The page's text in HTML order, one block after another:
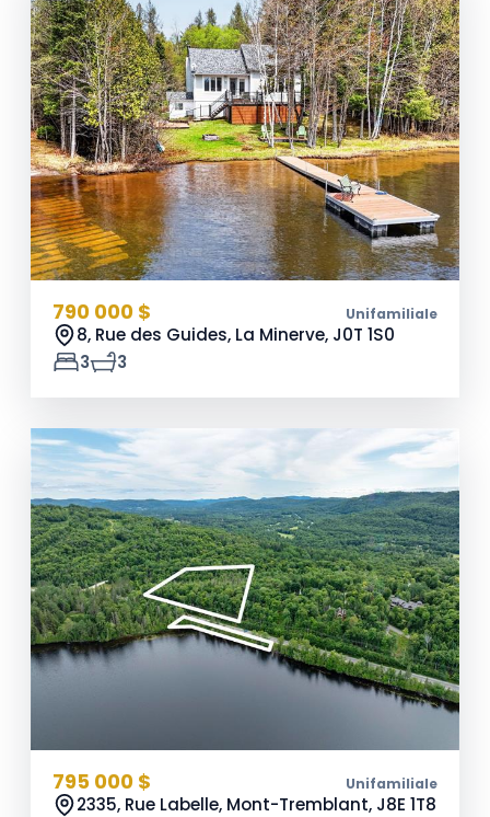
790 000 $ Unifamiliale
8, Rue des Guides, La Minerve, J0T 1S0
3
3
795 000 $ Unifamiliale
2335, Rue Labelle, Mont-Tremblant, J8E 1T8